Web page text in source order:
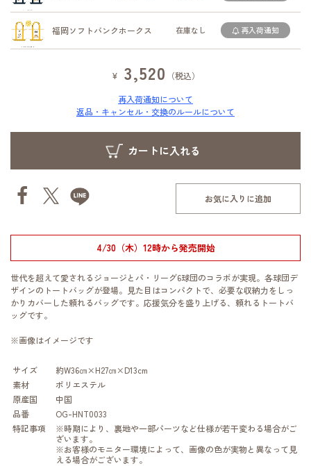
福岡ソフトバンクホークス 在庫なし 再入荷通知
¥ 3,520
（税込）
再入荷通知について
返品・キャンセル・交換のルールについて
お気に入りに追加
4/30（木）12時から発売開始
世代を超えて愛されるジョージとパ・リーグ6球団のコラボが実現。各球団デ
ザインのトートバッグが登場。見た目はコンパクトで、必要な収納力をしっ
かりカバーした頼れるバッグです。応援気分を盛り上げる、頼れるトートバ
ッグです。
※画像はイメージです
サイズ
約W36㎝×H27㎝×D13cm
素材
ポリエステル
原産国
中国
品番
OG-HNT0033
特記事項
※時期により、裏地や一部パーツなど仕様が若干変わる場合がご
ざいます。
※お客様のモニター環境によって、画像の色が実物と異なって見
える場合がございます。